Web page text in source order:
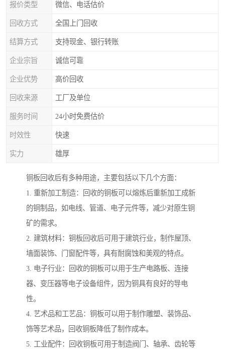
报价类型 微信、电话估价
回收方式 全国上门回收
结算方式 支持现金、银行转账
企业宗旨 诚信可靠
企业优势 高价回收
回收来源 工厂及单位
服务时间 24小时免费估价
时效性 快速
实力 雄厚
铜板回收后有多种用途，主要包括以下几个方面：
1. 重新加工制造：回收的铜板可以熔炼后重新加工成新
的铜制品，如电线、管道、电子元件等，减少对原生铜
矿的需求。
2. 建筑材料：铜板回收后可用于建筑行业，制作屋顶、
墙面装饰、门窗配件等，具有耐腐蚀和美观的特点。
3. 电子行业：回收的铜板可以用于生产电路板、连接
器、变压器等电子设备组件，因为铜具有良好的导电
性。
4. 艺术品和工艺品：铜板可以用于制作雕塑、装饰品、
饰等艺术品，回收铜板降低了制作成本。
5. 工业配件：回收铜板可用于制造阀门、轴承、齿轮等